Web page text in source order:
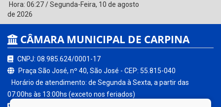
Hora: 06:27/Segunda-Feira, 10 de agosto
de 2026
CÂMARA MUNICIPAL DE CARPINA
CNPJ: 08.985.624/0001-17
Praça São José, nº 40, São José - CEP: 55.815-040
Horário de atendimento: de Segunda à Sexta, a partir das
07:00hs às 13:00hs (exceto nos feriados)